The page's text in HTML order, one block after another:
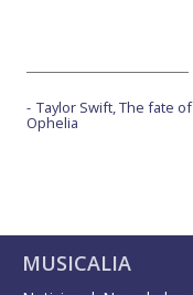
Taylor Swift, The fate of
Ophelia
MUSICALIA